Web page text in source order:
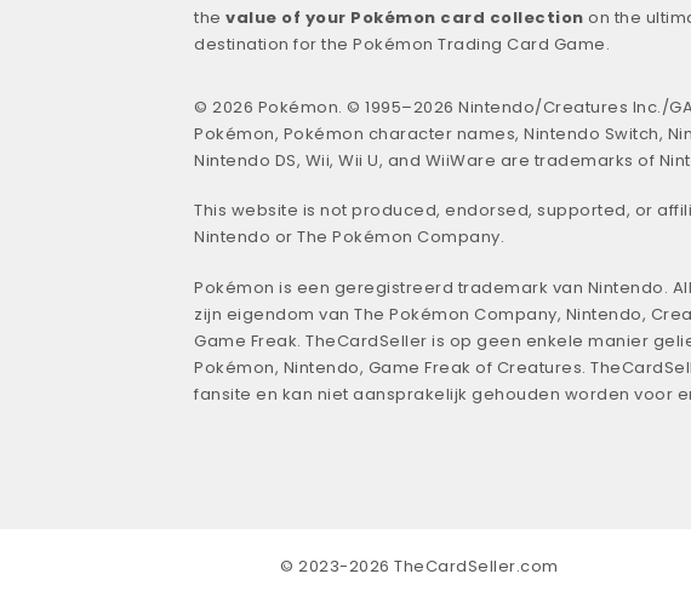
the value of your Pokémon card collection on the
destination for the Pokémon Trading Card Game.
© 2026 Pokémon. © 1995–2026 Nintendo/Creatures Inc./
Pokémon, Pokémon character names, Nintendo Switch,
Nintendo DS, Wii, Wii U, and WiiWare are trademarks of
This website is not produced, endorsed, supported, or
Nintendo or The Pokémon Company.
Pokémon is een geregistreerd trademark van Nintendo.
zijn eigendom van The Pokémon Company, Nintendo,
Game Freak. TheCardSeller is op geen enkele manier
Pokémon, Nintendo, Game Freak of Creatures.
fansite en kan niet aansprakelijk gehouden worden voor
© 2023-2026 TheCardSeller.com